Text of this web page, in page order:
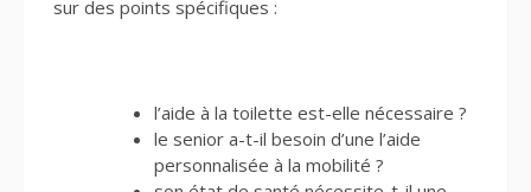
sur des points spécifiques :
l’aide à la toilette est-elle nécessaire ?
le senior a-t-il besoin d’une l’aide
personnalisée à la mobilité ?